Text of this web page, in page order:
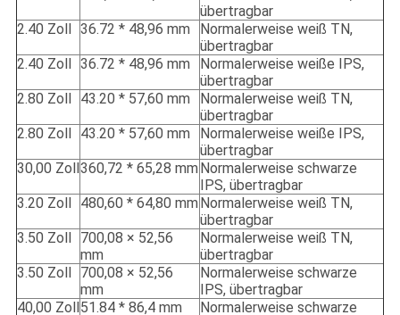
übertragbar
2.40 Zoll 36.72 * 48,96 mm
Normalerweise weiß TN,
übertragbar
2.40 Zoll 36.72 * 48,96 mm
Normalerweise weiße IPS,
übertragbar
2.80 Zoll 43.20 * 57,60 mm
Normalerweise weiß TN,
übertragbar
2.80 Zoll 43.20 * 57,60 mm
Normalerweise weiße IPS,
übertragbar
30,00 Zoll360,72 * 65,28 mm Normalerweise schwarze
IPS, übertragbar
3.20 Zoll 480,60 * 64,80 mm Normalerweise weiß TN,
übertragbar
3.50 Zoll 700,08 × 52,56
mm
Normalerweise weiß TN,
übertragbar
3.50 Zoll 700,08 × 52,56
mm
Normalerweise schwarze
IPS, übertragbar
40,00 Zoll51.84 * 86,4 mm
Normalerweise schwarze